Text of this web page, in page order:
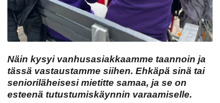
Näin kysyi vanhusasiakkaamme taannoin ja
tässä vastaustamme siihen. Ehkäpä sinä tai
senioriläheisesi mietitte samaa, ja se on
esteenä tutustumiskäynnin varaamiselle.